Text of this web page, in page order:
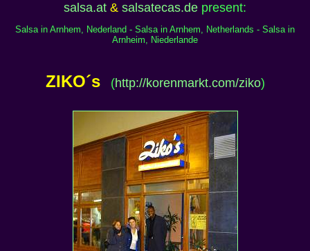
salsa.at & salsatecas.de present:
Salsa in Arnhem, Nederland - Salsa in Arnhem, Netherlands - Salsa in
Arnheim, Niederlande
ZIKO´s(http://korenmarkt.com/ziko)